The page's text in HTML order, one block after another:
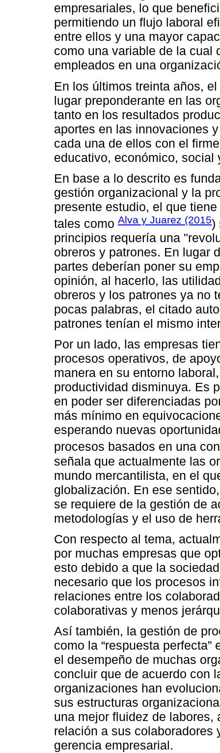
empresariales, lo que
permitiendo un flujo laboral
entre ellos y una mayor
como una variable de la cual
empleados en una
En los últimos treinta años,
lugar preponderante en las
tanto en los resultados
aportes en las innovaciones
cada una de ellos con el
educativo, económico, social
En base a lo descrito es
gestión organizacional y la
presente estudio, el que
tales como Alva y Juarez (2015)
principios requería una
obreros y patrones. En lugar
partes deberían poner su
opinión, al hacerlo, las
obreros y los patrones ya no
pocas palabras, el citado
patrones tenían el mismo
Por un lado, las empresas
procesos operativos, de
manera en su entorno
productividad disminuya. Es
en poder ser diferenciadas
más mínimo en
esperando nuevas
procesos basados en una
señala que actualmente las
mundo mercantilista, en el
globalización. En ese
se requiere de la gestión de
metodologías y el uso de
Con respecto al tema,
por muchas empresas que
esto debido a que la
necesario que los procesos
relaciones entre los
colaborativas y menos
Así también, la gestión de
como la “respuesta
el desempeño de muchas
concluir que de acuerdo con
organizaciones han
sus estructuras
una mejor fluidez de
relación a sus colaboradores
gerencia empresarial.